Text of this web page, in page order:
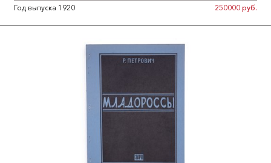
Год выпуска 1920
250000 руб.